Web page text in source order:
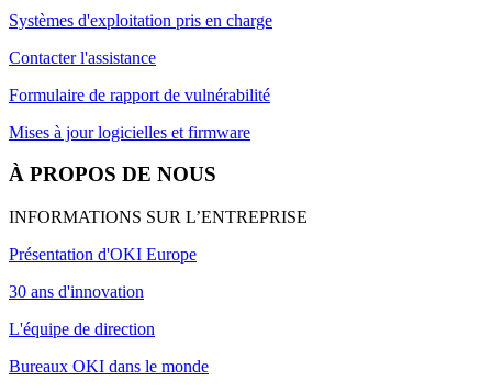
Systèmes d'exploitation pris en charge
Contacter l'assistance
Formulaire de rapport de vulnérabilité
Mises à jour logicielles et firmware
À PROPOS DE NOUS
INFORMATIONS SUR L’ENTREPRISE
Présentation d'OKI Europe
30 ans d'innovation
L'équipe de direction
Bureaux OKI dans le monde